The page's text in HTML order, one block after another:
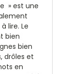
» est une
lire. Le
bien
bien
drôles et
en